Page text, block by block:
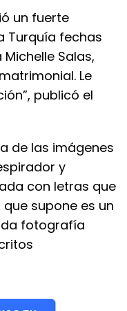
un fuerte
Turquía fechas
Salas,
Le
publicó el
de las imágenes
y
con letras que
supone es un
fotografía